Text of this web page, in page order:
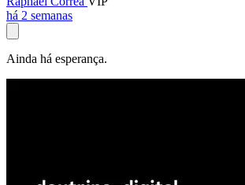
há 2 semanas
Ainda há esperança.